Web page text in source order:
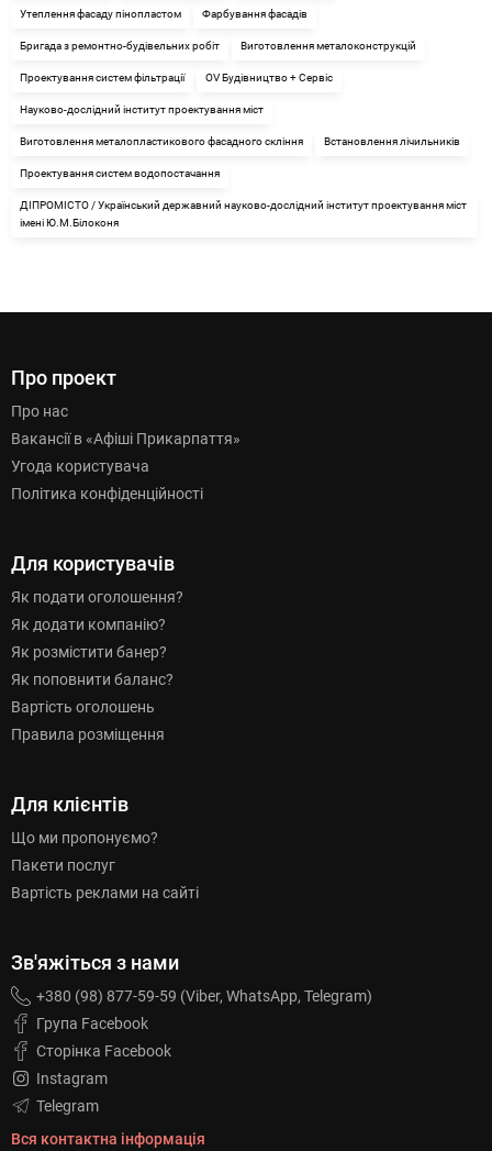
Утеплення фасаду пінопластом Фарбування фасадів
Бригада з ремонтно-будівельних робіт Виготовлення металоконструкцій
Проектування систем фільтрації OV Будівництво + Сервіс
Науково-дослідний інститут проектування міст
Виготовлення металопластикового фасадного скління Встановлення лічильників
Проектування систем водопостачання
ДІПРОМІСТО / Український державний науково-дослідний інститут проектування міст
імені Ю.М.Білоконя
Про проект
Про нас
Вакансії в «Афіші Прикарпаття»
Угода користувача
Політика конфіденційності
Для користувачів
Як подати оголошення?
Як додати компанію?
Як розмістити банер?
Як поповнити баланс?
Вартість оголошень
Правила розміщення
Для клієнтів
Що ми пропонуємо?
Пакети послуг
Вартість реклами на сайті
Зв'яжіться з нами
+380 (98) 877-59-59 (Viber, WhatsApp, Telegram)
Група Facebook
Сторінка Facebook
Instagram
Telegram
Вся контактна інформація